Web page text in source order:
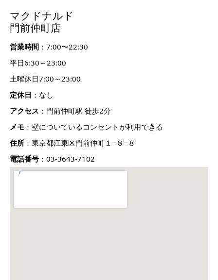
マクドナルド
門前仲町店
営業時間 ：7:00〜22:30
平日6:30～23:00
土曜休日7:00～23:00
定休日 ：なし
アクセス ：門前仲町駅 徒歩2分
メモ ：壁についているコンセントが利用できる
住所 ：東京都江東区門前仲町１−８−８
電話番号 ：03-3643-7102